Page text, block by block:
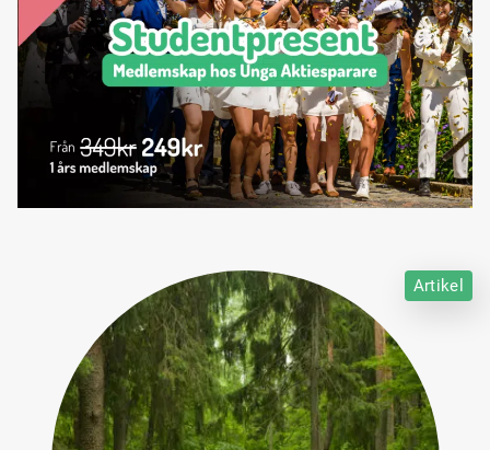
Artikel